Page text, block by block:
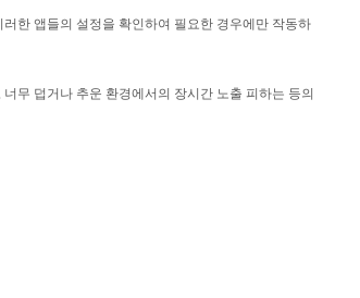
한 앱들의 설정을 확인하여 필요한 경우에만 작동하
무 덥거나 추운 환경에서의 장시간 노출 피하는 등의